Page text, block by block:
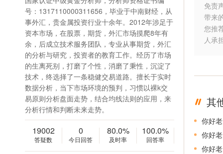
号：1317110000311656，毕业于中南财经，从
事外汇，贵金属投资行业十余年。2012年涉足于
资本市场，在股票，期货，外汇市场摸爬8年有
余，后成立技术服务团队，专业从事期货，外汇
的分析与研究，投资者的教育工作。经历了市场
的生离死别，打磨了个性，消磨了秉性，沉淀了
技术，终选择了一条稳健交易道路。擅长于实时
数据分析，当下市场环境的预判，习惯以裸k交
易原则分析盘面走势，结合均线法则的应用，来
分析行情和判断未来走势。
19002
答疑数
0
今日回答
80.0%
及时率
100.0%
回答率
免责
带来
您推
人承
其
你好
你好